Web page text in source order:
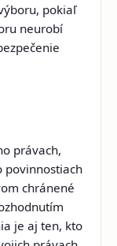
pokiaľ
neurobí
právach,
povinnostiach
chránené
je aj ten, kto